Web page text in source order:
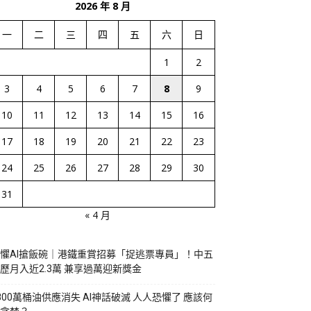
2026 年 8 月
一 二 三 四 五 六 日
1
2
3
4 5 6 7 8
9
10
11 12 13 14 15
16
17
18 19 20 21 22
23
24
25 26 27 28 29
30
31
« 4 月
AI搶飯碗｜港鐵重賞招募「捉逃票專員」！中五
月入近2.3萬 兼享過萬迎新獎金
萬桶油供應消失 AI神話破滅 人人恐懼了 應該何